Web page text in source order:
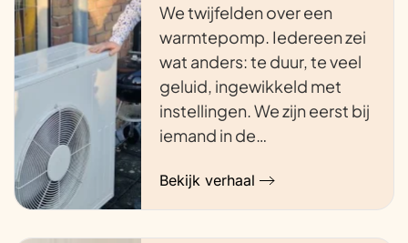
We twijfelden over een
warmtepomp. Iedereen zei
wat anders: te duur, te veel
geluid, ingewikkeld met
instellingen. We zijn eerst bij
iemand in de…
Bekijk verhaal